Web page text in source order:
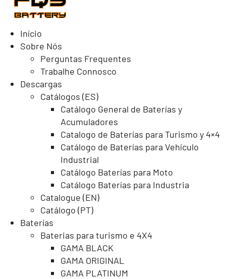
Início
Sobre Nós
Perguntas Frequentes
Trabalhe Connosco
Descargas
Catálogos (ES)
Catálogo General de Baterías y
Acumuladores
Catalogo de Baterías para Turismo y 4×4
Catálogo de Baterías para Vehículo
Industrial
Catálogo Baterías para Moto
Catálogo Baterías para Industria
Catalogue (EN)
Catálogo (PT)
Baterías
Baterias para turismo e 4X4
GAMA BLACK
GAMA ORIGINAL
GAMA PLATINUM